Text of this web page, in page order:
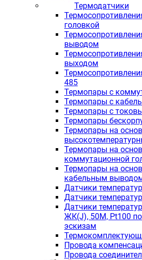
Термодатчики
головкой
выводом
выходом
485
Термопары с
Термопары с
Термопары с
Термопары
Термопары на
Термопары на
коммутационной
Термопары на
кабельным
Датчики
Датчики
Датчики
ЖК(J), 50М, Pt100
эскизам
Провода
Провода